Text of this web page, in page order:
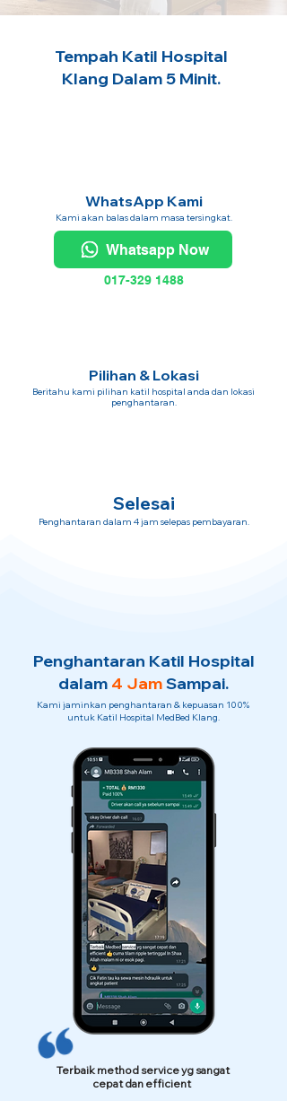
Tempah Katil Hospital
Klang Dalam 5 Minit.
WhatsApp Kami
Kami akan balas dalam masa tersingkat.
Whatsapp Now
017-329 1488
Pilihan & Lokasi
Beritahu kami pilihan katil hospital anda dan lokasi
penghantaran.
Selesai
Penghantaran dalam 4 jam selepas pembayaran.
Penghantaran Katil Hospital
dalam 4 JamSampai.
Kami jaminkan penghantaran & kepuasan 100%
untuk Katil Hospital MedBed Klang.
Terbaik method service yg sangat
cepat dan efficient